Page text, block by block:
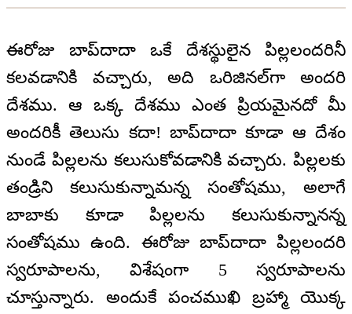
ఈరోజు బాప్‌దాదా ఒకే దేశస్థులైన పిల్లలందరినీ
కలవడానికి వచ్చారు, అది ఒరిజినల్‌గా అందరి
దేశము. ఆ ఒక్క దేశము ఎంత ప్రియమైనదో మీ
అందరికీ తెలుసు కదా! బాప్‌దాదా కూడా ఆ దేశం
నుండే పిల్లలను కలుసుకోవడానికి వచ్చారు. పిల్లలకు
తండ్రిని కలుసుకున్నామన్న సంతోషము, అలాగే
బాబాకు కూడా పిల్లలను కలుసుకున్నానన్న
సంతోషము ఉంది. ఈరోజు బాప్‌దాదా పిల్లలందరి
స్వరూపాలను, విశేషంగా 5 స్వరూపాలను
చూస్తున్నారు. అందుకే పంచముఖి బ్రహ్మా యొక్క